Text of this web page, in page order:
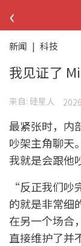
‹
新闻 | 科技
我见证了
来自: 硅星人
最紧张时，内
吵架主角聊天
我就是会跟他
“反正我们吵
的就是非常细
在另一个场合
直接维护了并